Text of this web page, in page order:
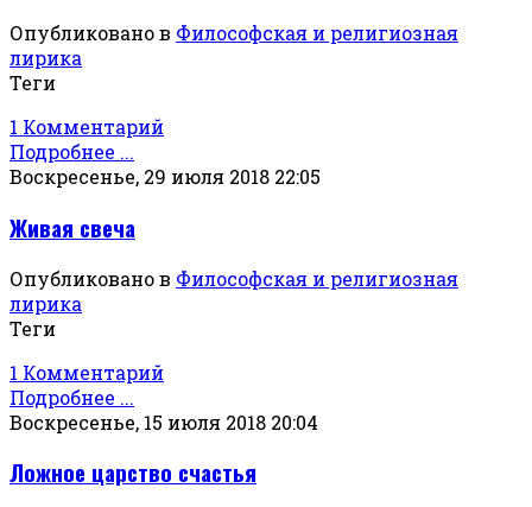
Опубликовано в Философская и религиозная
лирика
Теги
1 Комментарий
Подробнее ...
Воскресенье, 29 июля 2018 22:05
Живая свеча
Опубликовано в Философская и религиозная
лирика
Теги
1 Комментарий
Подробнее ...
Воскресенье, 15 июля 2018 20:04
Ложное царство счастья